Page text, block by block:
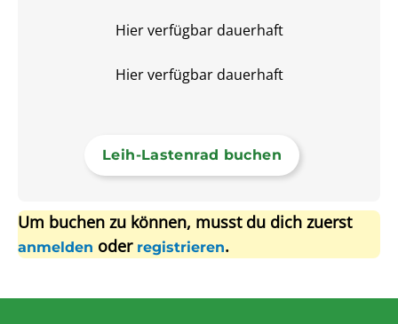
Hier verfügbar dauerhaft
Hier verfügbar dauerhaft
Leih-Lastenrad buchen
Um buchen zu können, musst du dich zuerst
anmelden oder registrieren.